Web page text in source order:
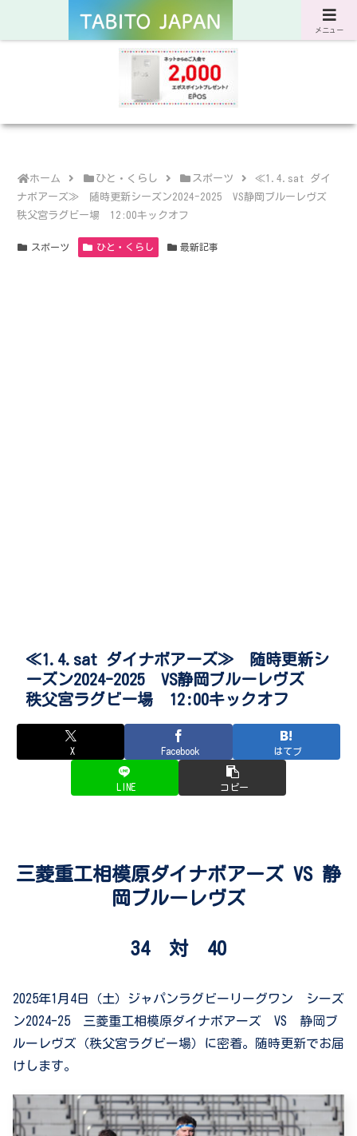
サスティナブルな旅と暮らしのWebマガジン
ホーム ひと・くらし スポーツ
≪1.4.sat ダイ
ナボアーズ≫ 随時更新シーズン2024-2025 VS静岡ブルーレヴズ
秩父宮ラグビー場 12:00キックオフ
スポーツ ひと・くらし 最新記事
≪1.4.sat ダイナボアーズ≫ 随時更新シ
ーズン2024-2025 VS静岡ブルーレヴズ
秩父宮ラグビー場 12:00キックオフ
X Facebook はてブ
LINE コピー
三菱重工相模原ダイナボアーズ VS 静
岡ブルーレヴズ
34 対 40
2025年1月4日（土）ジャパンラグビーリーグワン シーズ
ン2024-25 三菱重工相模原ダイナボアーズ VS 静岡ブ
ルーレヴズ（秩父宮ラグビー場）に密着。随時更新でお届
けします。
メニュー